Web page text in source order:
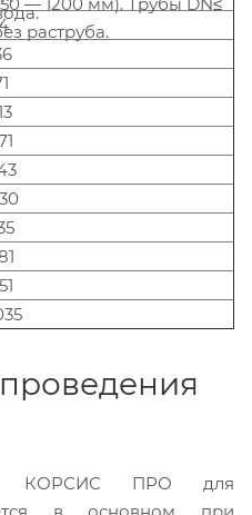
раструба.
КОРСИС ПРО для